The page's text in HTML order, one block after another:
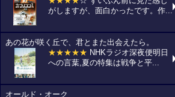
がしますが、面白かったです。作...
あの花が咲く丘で、君とまた出会えたら。
★★★★★ NHKラジオ深夜便明日
への言葉,夏の特集は戦争と平...
オールド・オーク